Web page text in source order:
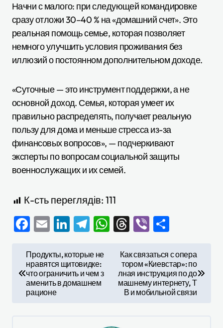
Начни с малого: при следующей командировке
сразу отложи 30–40 % на «домашний счет». Это
реальная помощь семье, которая позволяет
немного улучшить условия проживания без
иллюзий о постоянном дополнительном доходе.
«Суточные — это инструмент поддержки, а не
основной доход. Семья, которая умеет их
правильно распределять, получает реальную
пользу для дома и меньше стресса из-за
финансовых вопросов», — подчеркивают
эксперты по вопросам социальной защиты
военнослужащих и их семей.
К-сть переглядів: 111
Facebook
EmailLinkedIn
Telegram
WhatsApp
Threads
Viber
Продукты, которые не
нравятся щитовидке:
что ограничить и чем з
аменить в домашнем
рационе
Как связаться с опера
тором «Киевстар»: по
лная инструкция по до
машнему интернету, Т
В и мобильной связи